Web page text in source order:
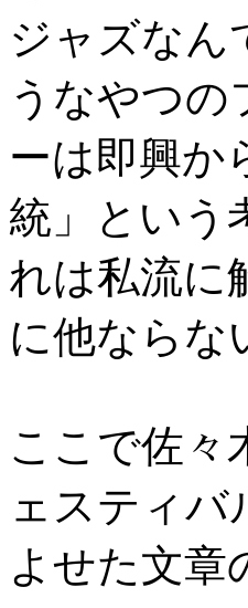
ジャズな
うなやつの
ーは即興か
統」という
れは私流に
に他ならな
ここで佐々
ェスティバ
よせた文章